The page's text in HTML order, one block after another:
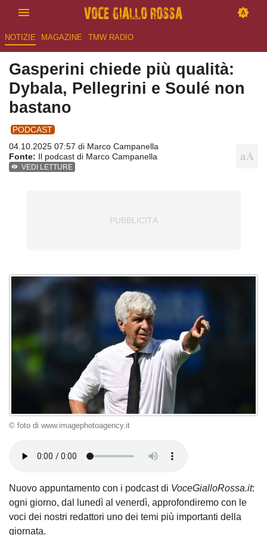
NOTIZIE MAGAZINE TMW RADIO
Gasperini chiede più qualità:
Dybala, Pellegrini e Soulé non
bastano
PODCAST
04.10.2025 07:57 di Marco Campanella
Fonte: Il podcast di Marco Campanella
VEDI LETTURE
© foto di www.imagephotoagency.it
Nuovo appuntamento con i podcast di VoceGialloRossa.it:
ogni giorno, dal lunedì al venerdì, approfondiremo con le
voci dei nostri redattori uno dei temi più importanti della
giornata.